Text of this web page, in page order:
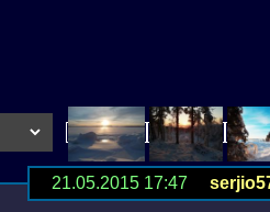
21.05.2015 17:47